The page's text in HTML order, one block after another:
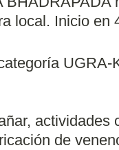
local. Inicio en
UGRA-
actividades
de